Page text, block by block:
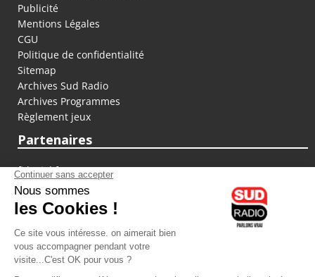
Publicité
Mentions Légales
CGU
Politique de confidentialité
Sitemap
Archives Sud Radio
Archives Programmes
Règlement jeux
Partenaires
fiducial.fr
lyoncapitale.fr
olympique-et-lyonnais.com
L'application Iphone / Android
Téléchargez l'application